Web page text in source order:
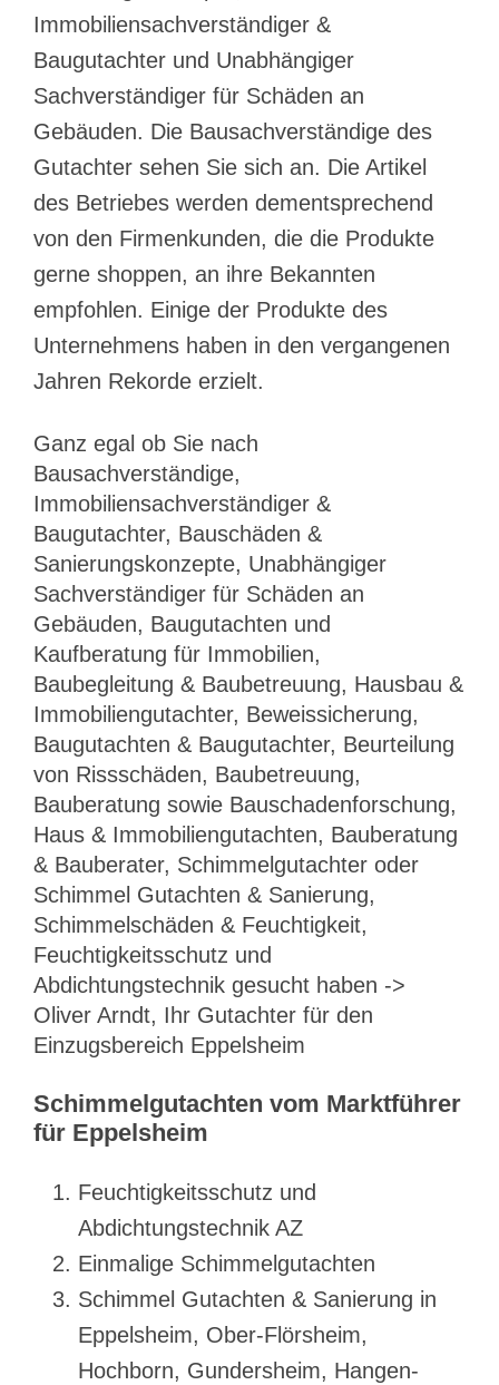
Immobiliensachverständiger &
Baugutachter und Unabhängiger
Sachverständiger für Schäden an
Gebäuden. Die Bausachverständige des
Gutachter sehen Sie sich an. Die Artikel
des Betriebes werden dementsprechend
von den Firmenkunden, die die Produkte
gerne shoppen, an ihre Bekannten
empfohlen. Einige der Produkte des
Unternehmens haben in den vergangenen
Jahren Rekorde erzielt.
Ganz egal ob Sie nach
Bausachverständige,
Immobiliensachverständiger &
Baugutachter, Bauschäden &
Sanierungskonzepte, Unabhängiger
Sachverständiger für Schäden an
Gebäuden, Baugutachten und
Kaufberatung für Immobilien,
Baubegleitung & Baubetreuung, Hausbau &
Immobiliengutachter, Beweissicherung,
Baugutachten & Baugutachter, Beurteilung
von Rissschäden, Baubetreuung,
Bauberatung sowie Bauschadenforschung,
Haus & Immobiliengutachten, Bauberatung
& Bauberater, Schimmelgutachter oder
Schimmel Gutachten & Sanierung,
Schimmelschäden & Feuchtigkeit,
Feuchtigkeitsschutz und
Abdichtungstechnik gesucht haben ->
Oliver Arndt, Ihr Gutachter für den
Einzugsbereich Eppelsheim
Schimmelgutachten vom Marktführer
für Eppelsheim
Feuchtigkeitsschutz und
Abdichtungstechnik AZ
Einmalige Schimmelgutachten
Schimmel Gutachten & Sanierung in
Eppelsheim, Ober-Flörsheim,
Hochborn, Gundersheim, Hangen-